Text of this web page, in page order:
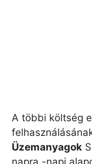
A többi költség
Üzemanyagok
napra -napi